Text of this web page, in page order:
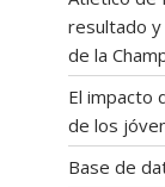
resultado
de la
El impacto
de los
Base de